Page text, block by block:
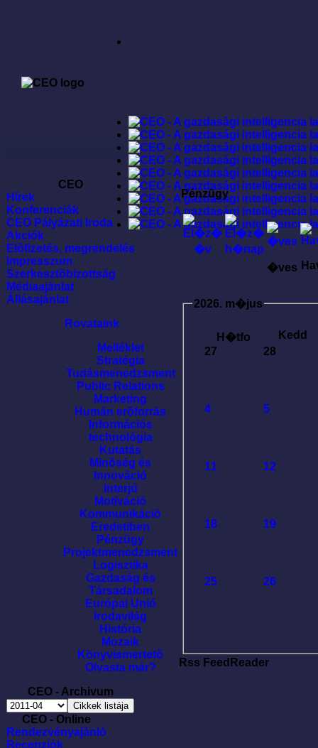
CEO
Hírek
Konferenciák
CEO Pályázati Iroda
Akciók
Elõfizetés, megrendelés
Impresszum
Szerkesztõbizottság
Médiaajánlat
Állásajánlat
Rovataink
Melléklet
Stratégia
Tudásmenedzsment
Public Relations
Marketing
Humán erõforrás
Információs
technológia
Kutatás
Minõség és
Innováció
Interjú
Motíváció
Kommunikáció
Eredetiben
Pénzügy
Projektmenedzsment
Logisztika
Gazdaság és
Társadalom
Európai Unió
Irodavilág
História
Mozaik
Könyvismertetõ
Olvasta már?
CEO - Archivum
CEO - Online
Rendezvényajánló
Recenziók
Pénzügy
�ves
2026. m�jus
H�tfo
Kedd
27
28
4 5
11 12
18 19
25 26
Rss FeedReader